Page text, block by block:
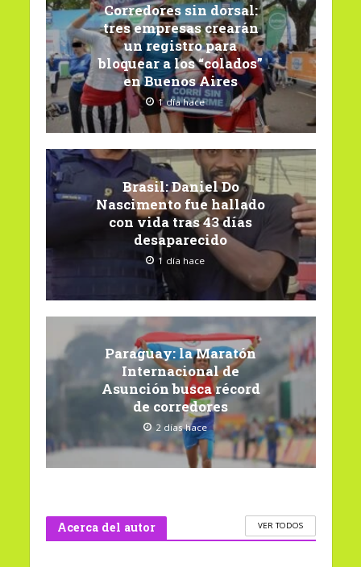
Corredores sin dorsal:
tres empresas crearán
un registro para
bloquear a los “colados”
en Buenos Aires
1 día hace
Brasil: Daniel Do
Nascimento fue hallado
con vida tras 43 días
desaparecido
1 día hace
Paraguay: la Maratón
Internacional de
Asunción busca récord
de corredores
2 días hace
Acerca del autor VER TODOS